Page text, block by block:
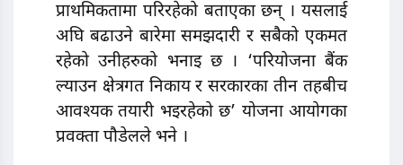
प्राथमिकतामा परिरहेको बताएका छन् । यसलाई
अघि बढाउने बारेमा समझदारी र सबैको एकमत
रहेको उनीहरुको भनाइ छ । ‘परियोजना बैंक
ल्याउन क्षेत्रगत निकाय र सरकारका तीन तहबीच
आवश्यक तयारी भइरहेको छ’ योजना आयोगका
प्रवक्ता पौडेलले भने ।